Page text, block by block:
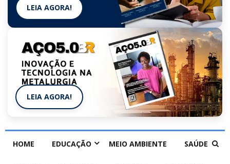
LEIA AGORA!
LEIA AGORA!
HOME EDUCAÇÃO MEIO AMBIENTE SAÚDE